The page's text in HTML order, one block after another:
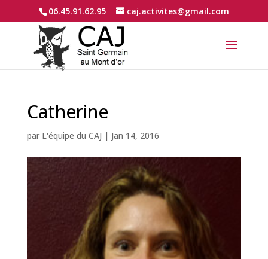
06.45.91.62.95 caj.activites@gmail.com
Catherine
par L'équipe du CAJ | Jan 14, 2016